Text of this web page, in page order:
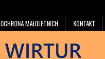
OCHRONA MAŁOLETNICH KONTAKT